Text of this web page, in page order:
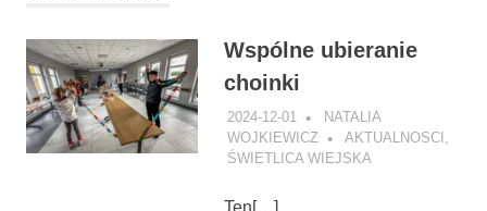
Wspólne ubieranie
choinki
2024-12-01
NATALIA
WOJKIEWICZ
AKTUALNOSCI
ŚWIETLICA WIEJSKA
Ten[…]